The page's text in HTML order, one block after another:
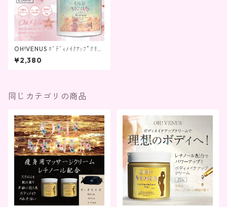
OH!VENUS ﾎﾞﾃﾞｨﾒｲｸｱｯﾌﾟｸﾘｰﾑ
桜の香り ﾚﾁﾉｰﾙ in 250g
¥2,380
同じカテゴリの商品